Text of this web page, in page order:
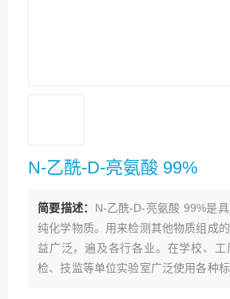
N-乙酰-D-亮氨酸 99%
简要描述： N-乙酰-D-亮氨酸 99%是
纯化学物质。用来检测其他物质组成
益广泛，遍及各行各业。在学校、工
检、技监等单位实验室广泛使用各种